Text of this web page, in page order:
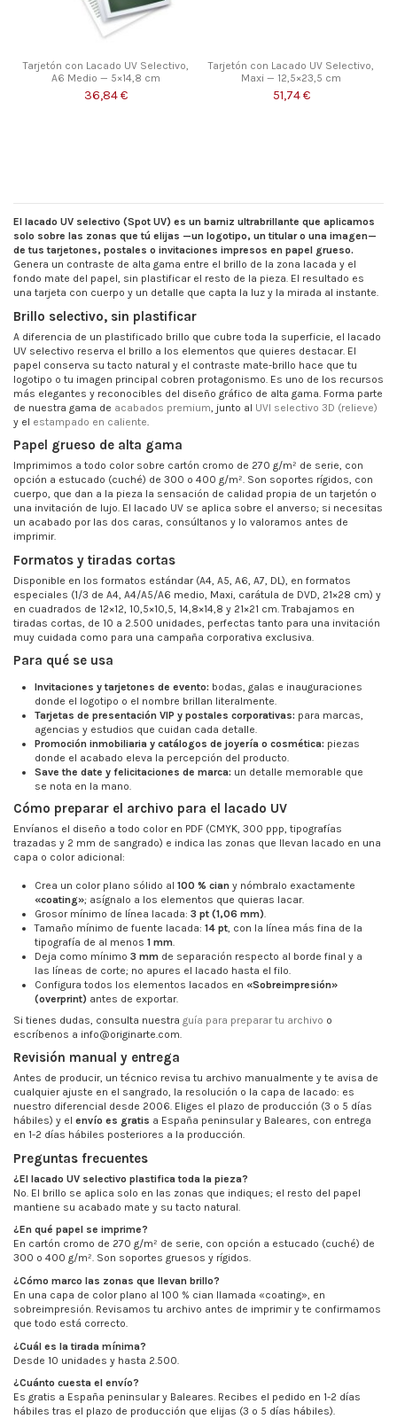
Tarjetón con Lacado UV Selectivo,
A6 Medio — 5×14,8 cm
36,84 €
Tarjetón con Lacado UV Selectivo,
Maxi — 12,5×23,5 cm
51,74 €
El lacado UV selectivo (Spot UV) es un barniz ultrabrillante que aplicamos
solo sobre las zonas que tú elijas —un logotipo, un titular o una imagen—
de tus tarjetones, postales o invitaciones impresos en papel grueso.
Genera un contraste de alta gama entre el brillo de la zona lacada y el
fondo mate del papel, sin plastificar el resto de la pieza. El resultado es
una tarjeta con cuerpo y un detalle que capta la luz y la mirada al instante.
Brillo selectivo, sin plastificar
A diferencia de un plastificado brillo que cubre toda la superficie, el lacado
UV selectivo reserva el brillo a los elementos que quieres destacar. El
papel conserva su tacto natural y el contraste mate-brillo hace que tu
logotipo o tu imagen principal cobren protagonismo. Es uno de los recursos
más elegantes y reconocibles del diseño gráfico de alta gama. Forma parte
de nuestra gama de acabados premium , junto al UVI selectivo 3D (relieve)
y el estampado en caliente
Papel grueso de alta gama
Imprimimos a todo color sobre cartón cromo de 270 g/m² de serie, con
opción a estucado (cuché) de 300 o 400 g/m². Son soportes rígidos, con
cuerpo, que dan a la pieza la sensación de calidad propia de un tarjetón o
una invitación de lujo. El lacado UV se aplica sobre el anverso; si necesitas
un acabado por las dos caras, consúltanos y lo valoramos antes de
imprimir.
Formatos y tiradas cortas
Disponible en los formatos estándar (A4, A5, A6, A7, DL), en formatos
especiales (1/3 de A4, A4/A5/A6 medio, Maxi, carátula de DVD, 21×28 cm) y
en cuadrados de 12×12, 10,5×10,5, 14,8×14,8 y 21×21 cm. Trabajamos en
tiradas cortas, de 10 a 2.500 unidades, perfectas tanto para una invitación
muy cuidada como para una campaña corporativa exclusiva.
Para qué se usa
Invitaciones y tarjetones de evento: bodas, galas e inauguraciones
donde el logotipo o el nombre brillan literalmente.
Tarjetas de presentación VIP y postales corporativas: para marcas,
agencias y estudios que cuidan cada detalle.
Promoción inmobiliaria y catálogos de joyería o cosmética: piezas
donde el acabado eleva la percepción del producto.
Save the date y felicitaciones de marca: un detalle memorable que
se nota en la mano.
Cómo preparar el archivo para el lacado UV
Envíanos el diseño a todo color en PDF (CMYK, 300 ppp, tipografías
trazadas y 2 mm de sangrado) e indica las zonas que llevan lacado en una
capa o color adicional:
Crea un color plano sólido al 100 % cian y nómbralo exactamente
«coating»; asígnalo a los elementos que quieras lacar.
Grosor mínimo de línea lacada: 3 pt (1,06 mm).
Tamaño mínimo de fuente lacada: 14 pt, con la línea más fina de la
tipografía de al menos 1 mm.
Deja como mínimo 3 mm de separación respecto al borde final y a
las líneas de corte; no apures el lacado hasta el filo.
Configura todos los elementos lacados en «Sobreimpresión»
(overprint) antes de exportar.
Si tienes dudas, consulta nuestra guía para preparar tu archivo o
escríbenos a info@originarte.com.
Revisión manual y entrega
Antes de producir, un técnico revisa tu archivo manualmente y te avisa de
cualquier ajuste en el sangrado, la resolución o la capa de lacado: es
nuestro diferencial desde 2006. Eliges el plazo de producción (3 o 5 días
hábiles) y el envío es gratis a España peninsular y Baleares, con entrega
en 1-2 días hábiles posteriores a la producción.
Preguntas frecuentes
¿El lacado UV selectivo plastifica toda la pieza?
No. El brillo se aplica solo en las zonas que indiques; el resto del papel
mantiene su acabado mate y su tacto natural.
¿En qué papel se imprime?
En cartón cromo de 270 g/m² de serie, con opción a estucado (cuché) de
300 o 400 g/m². Son soportes gruesos y rígidos.
¿Cómo marco las zonas que llevan brillo?
En una capa de color plano al 100 % cian llamada «coating», en
sobreimpresión. Revisamos tu archivo antes de imprimir y te confirmamos
que todo está correcto.
¿Cuál es la tirada mínima?
Desde 10 unidades y hasta 2.500.
¿Cuánto cuesta el envío?
Es gratis a España peninsular y Baleares. Recibes el pedido en 1-2 días
hábiles tras el plazo de producción que elijas (3 o 5 días hábiles).